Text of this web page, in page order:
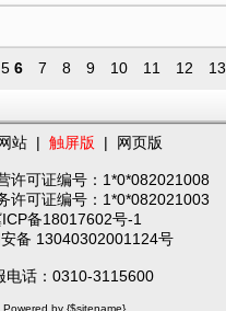
5 6 7 8 9 10 11 12 13
站 | 触屏版 | 网页版
许可证编号：1*0*082021008
许可证编号：1*0*082021003
备18017602号-1
备 13040302001124号
电话：0310-3115600
Powered by {$sitename}